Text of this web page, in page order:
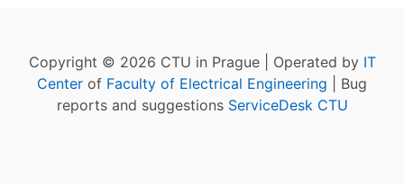
Copyright © 2026 CTU in Prague | Operated by IT
Center of Faculty of Electrical Engineering | Bug
reports and suggestions ServiceDesk CTU